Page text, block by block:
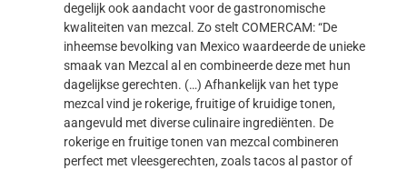
degelijk ook aandacht voor de gastronomische
kwaliteiten van mezcal. Zo stelt COMERCAM: “De
inheemse bevolking van Mexico waardeerde de unieke
smaak van Mezcal al en combineerde deze met hun
dagelijkse gerechten. (…) Afhankelijk van het type
mezcal vind je rokerige, fruitige of kruidige tonen,
aangevuld met diverse culinaire ingrediënten. De
rokerige en fruitige tonen van mezcal combineren
perfect met vleesgerechten, zoals tacos al pastor of